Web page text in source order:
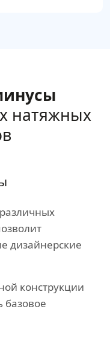
натяжных
дизайнерские
конструкции
базовое